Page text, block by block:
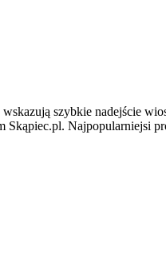
szybkie nadejście
Skąpiec.pl. Najpopularniejsi